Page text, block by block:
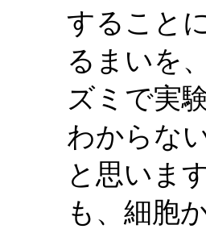
すること
るまいを
ズミで実
わからな
と思いま
も、細胞